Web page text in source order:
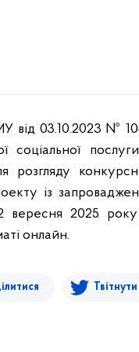
від 03.10.2023 №
соціальної
розгляду
із
вересня 2025
онлайн.
Твітнути